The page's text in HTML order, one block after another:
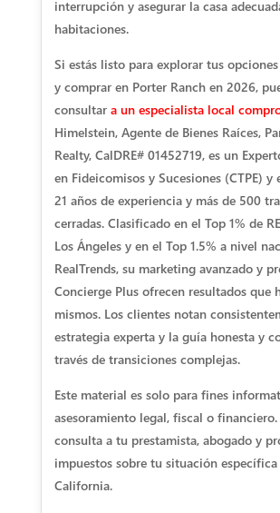
interrupción y asegurar la casa
habitaciones.
Si estás listo para explorar tus
y comprar en Porter Ranch en 2026,
consultar a un especialista local
Himelstein, Agente de Bienes Raíces,
Realty, CalDRE# 01452719, es un
en Fideicomisos y Sucesiones (CTPE) y
21 años de experiencia y más de 500
cerradas. Clasificado en el Top 1% de
Los Ángeles y en el Top 1.5% a nivel
RealTrends, su marketing avanzado y
Concierge Plus ofrecen resultados que
mismos. Los clientes notan
estrategia experta y la guía honesta y
través de transiciones complejas.
Este material es solo para fines
asesoramiento legal, fiscal o
consulta a tu prestamista, abogado y
impuestos sobre tu situación específica
California.